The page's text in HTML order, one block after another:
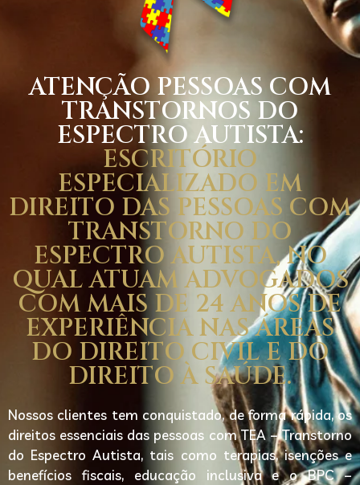
ATENÇÃO PESSOAS COM
TRANSTORNOS DO
ESPECTRO AUTISTA:
ESCRITÓRIO
ESPECIALIZADO EM
DIREITO DAS PESSOAS COM
TRANSTORNO DO
ESPECTRO AUTISTA, NO
QUAL ATUAM ADVOGADOS
COM MAIS DE 24 ANOS DE
EXPERIÊNCIA NAS ÁREAS
DO DIREITO CIVIL E DO
DIREITO À SAÚDE.
Nossos clientes tem conquistado, de forma rápida, os
direitos essenciais das pessoas com TEA – Transtorno
do Espectro Autista, tais como terapias, isenções e
benefícios fiscais, educação inclusiva e o BPC –